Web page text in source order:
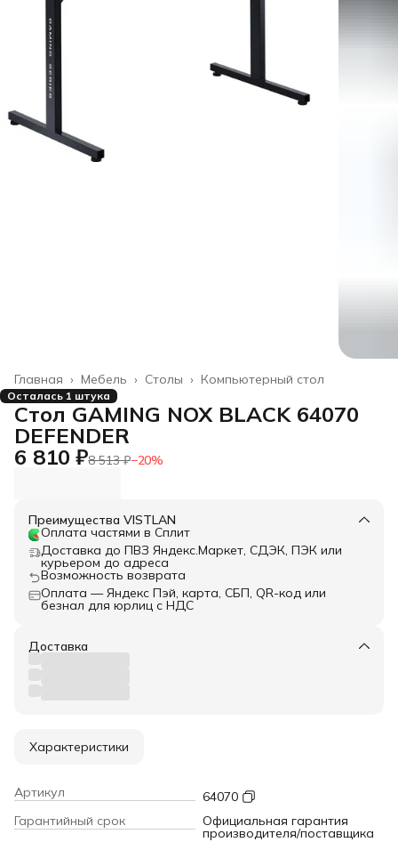
Компьютерный стол
Столы ›
Мебель ›
Главная ›
Осталась 1 штука
Стол GAMING NOX BLACK 64070
DEFENDER
6 810 ₽8 513 ₽−20%
Преимущества VISTLAN
Оплата частями в Сплит
Доставка до ПВЗ Яндекс.Маркет, СДЭК, ПЭК или
курьером до адреса
Возможность возврата
Оплата — Яндекс Пэй, карта, СБП, QR-код или
безнал для юрлиц с НДС
Доставка
Характеристики
Артикул
64070
Гарантийный срок
Официальная гарантия
производителя/поставщика